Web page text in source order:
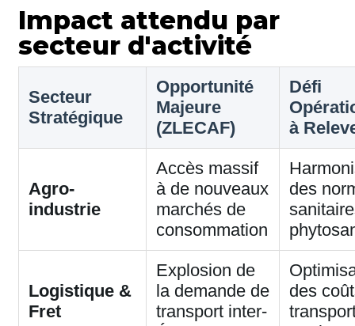
Impact attendu par
secteur d'activité
Secteur
Stratégique
Opportunité
Majeure
(ZLECAF)
Défi
à
Agro-
industrie
Accès massif
à de nouveaux
marchés de
consommation
des
Logistique &
Fret
Explosion de
la demande de
transport inter-
des